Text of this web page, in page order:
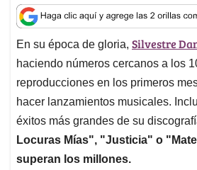
a
t
s
A
p
p
c
e
b
o
o
k
n
k
e
d
I
n
a
i
l
r
e
a
d
s
En su época de gloria, Silvestre
haciendo números cercanos a los
reproducciones en los primeros
hacer lanzamientos musicales.
éxitos más grandes de su
Locuras Mías", "Justicia" o
superan los millones.